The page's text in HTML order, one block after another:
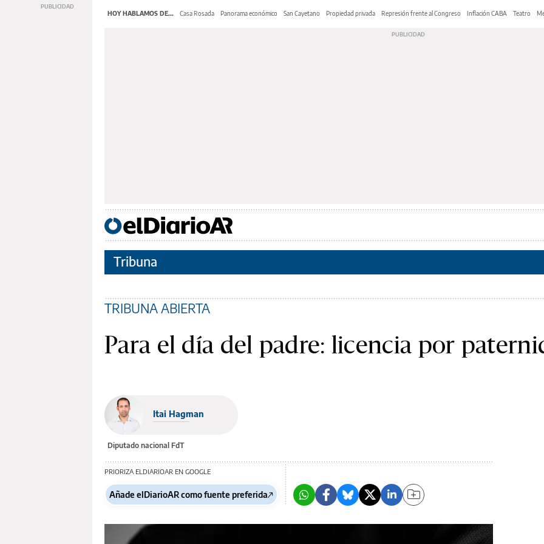
HOY HABLAMOS DE... Casa Rosada Panorama económico San Cayetano Propiedad privada Represión frente al Congreso Inflación CABA Teatro
Tribuna
TRIBUNA ABIERTA
Para el día del padre: licencia por
Itai Hagman
Diputado nacional FdT
PRIORIZA ELDIARIOAR EN GOOGLE
Añade elDiarioAR como fuente preferida